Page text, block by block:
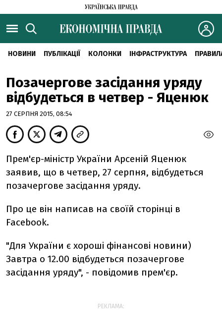
НОВИНИ ПУБЛІКАЦІЇ КОЛОНКИ ІНФРАСТРУКТУРА
Позачергове засідання уряду
відбудеться в четвер - Яценюк
27 СЕРПНЯ 2015, 08:54
Прем'єр-міністр України Арсеній Яценюк
заявив, що в четвер, 27 серпня, відбудеться
позачергове засідання уряду.
Про це він написав на своїй сторінці в
Facebook.
"Для України є хороші фінансові новини)
Завтра о 12.00 відбудеться позачергове
засідання уряду", - повідомив прем'єр.
РЕКЛАМА: